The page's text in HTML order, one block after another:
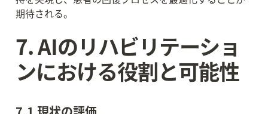
期待される。
7. AIのリハビリテーショ
ンにおける役割と可能性